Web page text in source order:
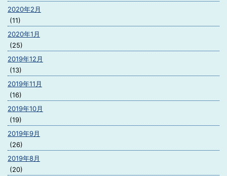
2020年2月
(11)
2020年1月
(25)
2019年12月
(13)
2019年11月
(16)
2019年10月
(19)
2019年9月
(26)
2019年8月
(20)